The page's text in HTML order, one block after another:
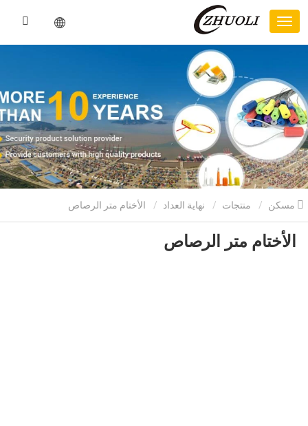
منتجات نهاية العداد
الأختام متر الرصاص